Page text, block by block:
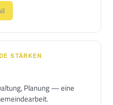
STÄRKEN
Planung — eine